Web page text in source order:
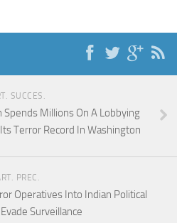
SUCCES.
Spends Millions On A Lobbying
Terror Record In Washington
PREC.
Operatives Into Indian Political
Surveillance